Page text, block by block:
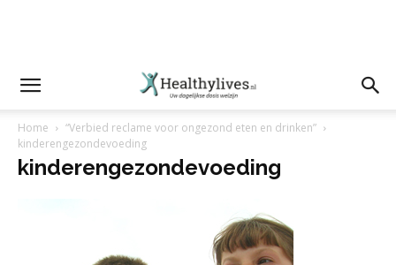
Home
“Verbied reclame voor ongezond eten en drinken”
kinderengezondevoeding
kinderengezondevoeding